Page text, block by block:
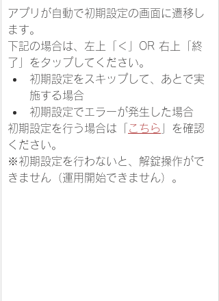
​​アプリが自動で初期設定の画面に遷移し
ます。
下記の場合は、左上「＜」OR 右上「終
了」をタップしてください。
初期設定をスキップして、あとで実
施する場合
初期設定でエラーが発生した場合
初期設定を行う場合は「
こちら 」を確認
ください。
※初期設定を行わないと、解錠操作がで
きません（運用開始できません）。